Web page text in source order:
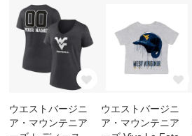
ウエストバージニ
ア・マウンテニア
ウエストバージニ
ア・マウンテニア